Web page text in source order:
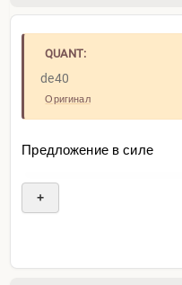
QUANT:
de40
Оригинал
Предложение в силе
+